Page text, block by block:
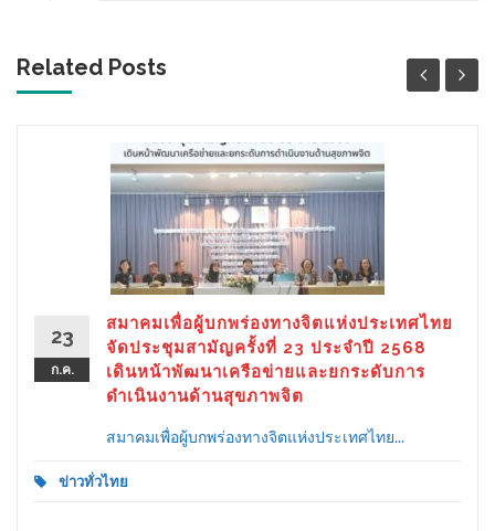
Related Posts
23
ก.ค.
สมาคมเพื่อผู้บกพร่องทางจิตแห่งประเทศไทย
จัดประชุมสามัญครั้งที่ 23 ประจำปี 2568
เดินหน้าพัฒนาเครือข่ายและยกระดับการ
ดำเนินงานด้านสุขภาพจิต
สมาคมเพื่อผู้บกพร่องทางจิตแห่งประเทศไทย...
ข่าวทั่วไทย